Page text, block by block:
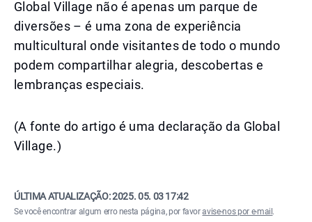
Global Village não é apenas um parque de
diversões – é uma zona de experiência
multicultural onde visitantes de todo o mundo
podem compartilhar alegria, descobertas e
lembranças especiais.
(A fonte do artigo é uma declaração da Global
Village.)
ÚLTIMA ATUALIZAÇÃO:2025. 05. 03 17:42
Se você encontrar algum erro nesta página, por favoravise-nos por e-mail .